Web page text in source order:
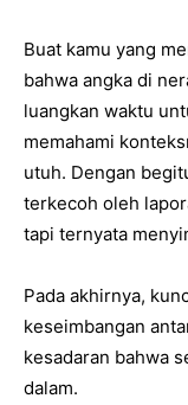
Buat kamu yang
bahwa angka di
luangkan waktu
memahami
utuh. Dengan
terkecoh oleh
tapi ternyata
Pada akhirnya,
keseimbangan
kesadaran bahwa
dalam.